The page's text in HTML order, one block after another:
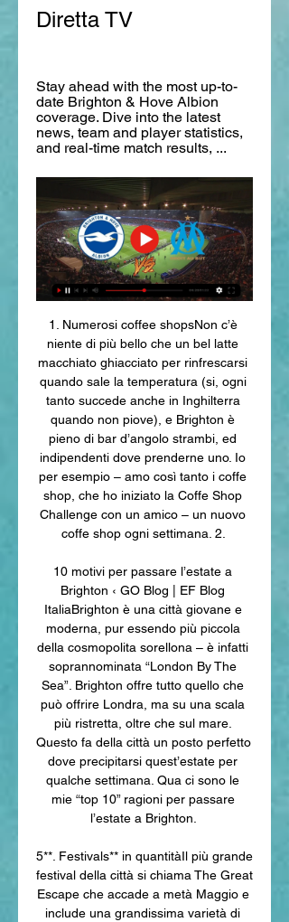
Diretta TV
Stay ahead with the most up-to-
date Brighton & Hove Albion
coverage. Dive into the latest
news, team and player statistics,
and real-time match results, ...
1. Numerosi coffee shopsNon c’è
niente di più bello che un bel latte
macchiato ghiacciato per rinfrescarsi
quando sale la temperatura (si, ogni
tanto succede anche in Inghilterra
quando non piove), e Brighton è
pieno di bar d’angolo strambi, ed
indipendenti dove prenderne uno. Io
per esempio – amo così tanto i coffe
shop, che ho iniziato la Coffe Shop
Challenge con un amico – un nuovo
coffe shop ogni settimana. 2.
10 motivi per passare l’estate a
Brighton ‹ GO Blog | EF Blog
ItaliaBrighton è una città giovane e
moderna, pur essendo più piccola
della cosmopolita sorellona – è infatti
soprannominata “London By The
Sea”. Brighton offre tutto quello che
può offrire Londra, ma su una scala
più ristretta, oltre che sul mare.
Questo fa della città un posto perfetto
dove precipitarsi quest’estate per
qualche settimana. Qua ci sono le
mie “top 10” ragioni per passare
l’estate a Brighton.
5**. Festivals** in quantitàIl più grande
festival della città si chiama The Great
Escape che accade a metà Maggio e
include una grandissima varietà di